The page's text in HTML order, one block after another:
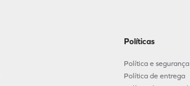
Políticas
Política e segurança
Política de entrega